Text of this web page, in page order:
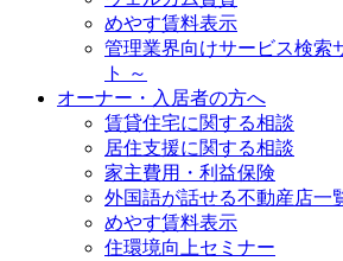
めやす賃料表示
管理業界向けサービス検索
ト ～
オーナー・入居者の方へ
賃貸住宅に関する相談
居住支援に関する相談
家主費用・利益保険
外国語が話せる不動産店一
めやす賃料表示
住環境向上セミナー